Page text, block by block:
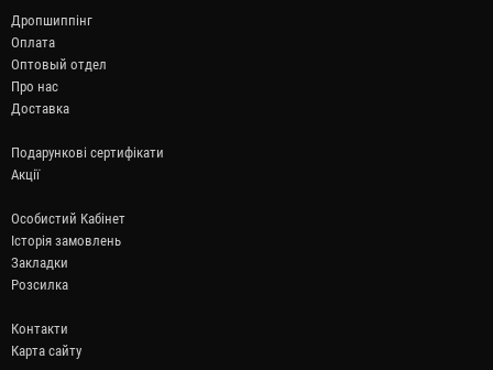
Дропшиппінг
Оплата
Оптовый отдел
Про нас
Доставка
Подарункові сертифікати
Акції
Особистий Кабінет
Історія замовлень
Закладки
Розсилка
Контакти
Карта сайту